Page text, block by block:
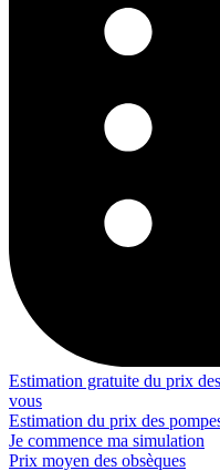
Estimation gratuite du prix
vous
Estimation du prix des
Je commence ma simulation
Prix moyen des obsèques